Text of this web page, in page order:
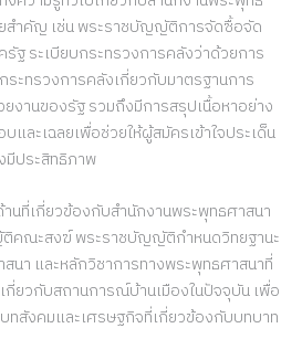
สำคัญ เช่น พระราชบัญญัติการจัดซื้อจัด
ฐ ระเบียบกระทรวงการคลังว่าด้วยการ
ระทรวงการคลังเกี่ยวกับมาตรฐานการ
งานของรัฐ รวมถึงมีการสรุปเนื้อหาอย่าง
ละเฉลยเพื่อช่วยให้ผู้สมัครเข้าใจประเด็น
มีประสิทธิภาพ
านที่เกี่ยวข้องกับสำนักงานพระพุทธศาสนา
คณะสงฆ์ พระราชบัญญัติกำหนดวิทยฐานะ
นา และหลักวิชาการทางพระพุทธศาสนาที่
ยวกับสถานการณ์บ้านเมืองในปัจจุบัน เพื่อ
บทสังคมและเศรษฐกิจที่เกี่ยวข้องกับบทบาท